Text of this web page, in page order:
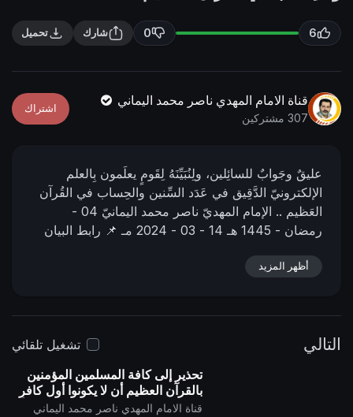
g
f
u
l
c
6
0 شارك تحميل
قناة الامام المهدي ناصر محمد اليماني
307 مشتركين
اشتراك
َعليقٌ وجَوابٌ للسائِلين، ولِنُبَيِّنَهُ لِقَومٍ يعلَمون بِالعلم
الإلكترونيّ الدَّقِيق في عَدَد السِّنين والحِساب في القُرآن
العَظيم .. الإمام المهديّ ناصر محمد اليمانيّ
04 -
رمضان - 1445 هـ
14 - 03 - 2024 مـ
📌 رابط البيان
alyamani.org/sh....owthread.php?p=44311
أظهر المزيد
التالي
تشغيل تلقائي
تحذير إلى كافة المسلمين المؤمنين
بالقرآن العظيم أن لا يكونوا أول كافرٍ
به ..
قناة الامام المهدي ناصر محمد اليماني